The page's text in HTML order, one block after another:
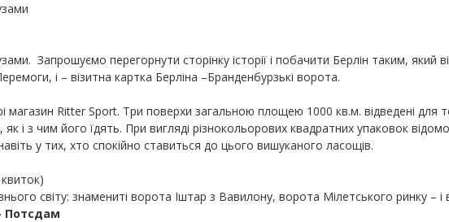
Запрошуємо перегорнути сторінку історії і побачити Берлін таким, який
і – візитна картка Берліна –Бранденбурзькі ворота.
магазин Ritter Sport. Три поверхи загальною площею 1000 кв.м. відведені
і з чим його їдять. При вигляді різнокольорових квадратних упаковок
у тих, хто спокійно ставиться до цього вишуканого ласощів.
світу: знамениті ворота Іштар з Вавилону, ворота Мілетського ринку – і
Потсдам